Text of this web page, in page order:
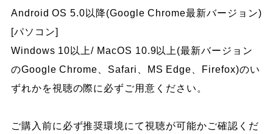
Android OS 5.0以降(Google Chrome最新バージョン)
[パソコン]
Windows 10以上/ MacOS 10.9以上(最新バージョン
のGoogle Chrome、Safari、MS Edge、Firefox)のい
ずれかを視聴の際に必ずご用意ください。
ご購入前に必ず推奨環境にて視聴が可能かご確認くだ